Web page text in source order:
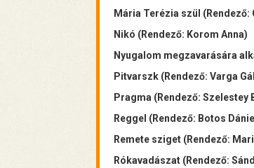
Mária Terézia szül (Rendező:
Nikó (Rendező: Korom Anna)
Nyugalom megzavarására
Pitvarszk (Rendező: Varga
Pragma (Rendező: Szelestey
Reggel (Rendező: Botos
Remete sziget (Rendező:
Rókavadászat (Rendező: